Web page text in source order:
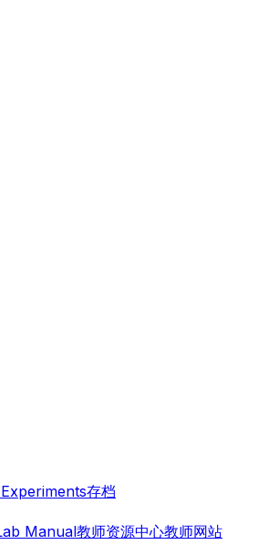
存档
Manual教师资源中心教师网站